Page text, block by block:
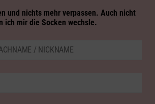
und nichts mehr verpassen. Auch nicht
ich mir die Socken wechsle.